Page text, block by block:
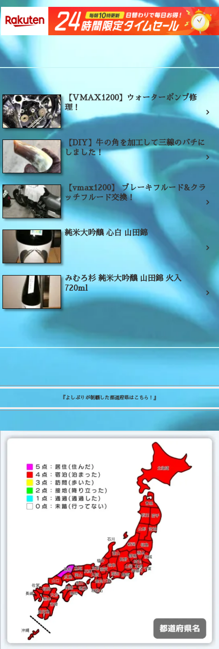
【VMAX1200】ウォーターポンプ修
理！
【DIY】牛の角を加工して三線のバチに
しました！
【vmax1200】 ブレーキフルード&クラ
ッチフルード交換！
純米大吟醸 心白 山田錦
みむろ杉 純米大吟醸 山田錦 火入
720ml
『よしぷりが制覇した都道府県はこちら！』